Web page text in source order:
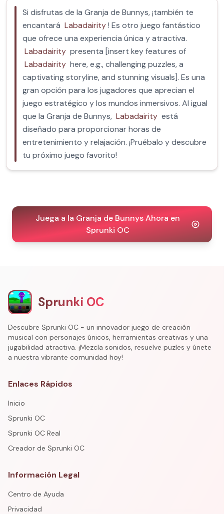
Si disfrutas de la Granja de Bunnys, ¡también te
encantará Labadairity! Es otro juego fantástico
que ofrece una experiencia única y atractiva.
Labadairity presenta [insert key features of
Labadairity here, e.g., challenging puzzles, a
captivating storyline, and stunning visuals]. Es una
gran opción para los jugadores que aprecian el
juego estratégico y los mundos inmersivos. Al igual
que la Granja de Bunnys, Labadairity está
diseñado para proporcionar horas de
entretenimiento y relajación. ¡Pruébalo y descubre
tu próximo juego favorito!
Juega a la Granja de Bunnys Ahora en
Sprunki OC
Sprunki OC
Descubre Sprunki OC - un innovador juego de creación
musical con personajes únicos, herramientas creativas y una
jugabilidad atractiva. ¡Mezcla sonidos, resuelve puzles y únete
a nuestra vibrante comunidad hoy!
Enlaces Rápidos
Inicio
Sprunki OC
Sprunki OC Real
Creador de Sprunki OC
Información Legal
Centro de Ayuda
Privacidad